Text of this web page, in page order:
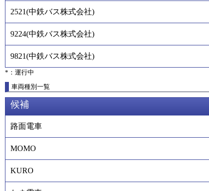
2521(中鉄バス株式会社)
9224(中鉄バス株式会社)
9821(中鉄バス株式会社)
*：運行中
車両種別一覧
候補
路面電車
MOMO
KURO